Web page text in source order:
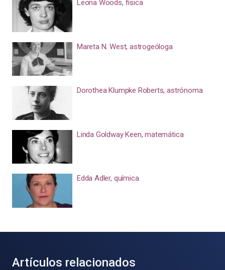
Leona Woods, física
Mareta N. West, astrogeóloga
Dorothea Klumpke Roberts, astrónoma
Linda Goldway Keen, matemática
Edda Adler, química
Artículos relacionados